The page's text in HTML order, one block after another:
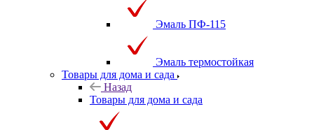
Эмаль ПФ-115
Эмаль термостойкая
Товары для дома и сада
Назад
Товары для дома и сада